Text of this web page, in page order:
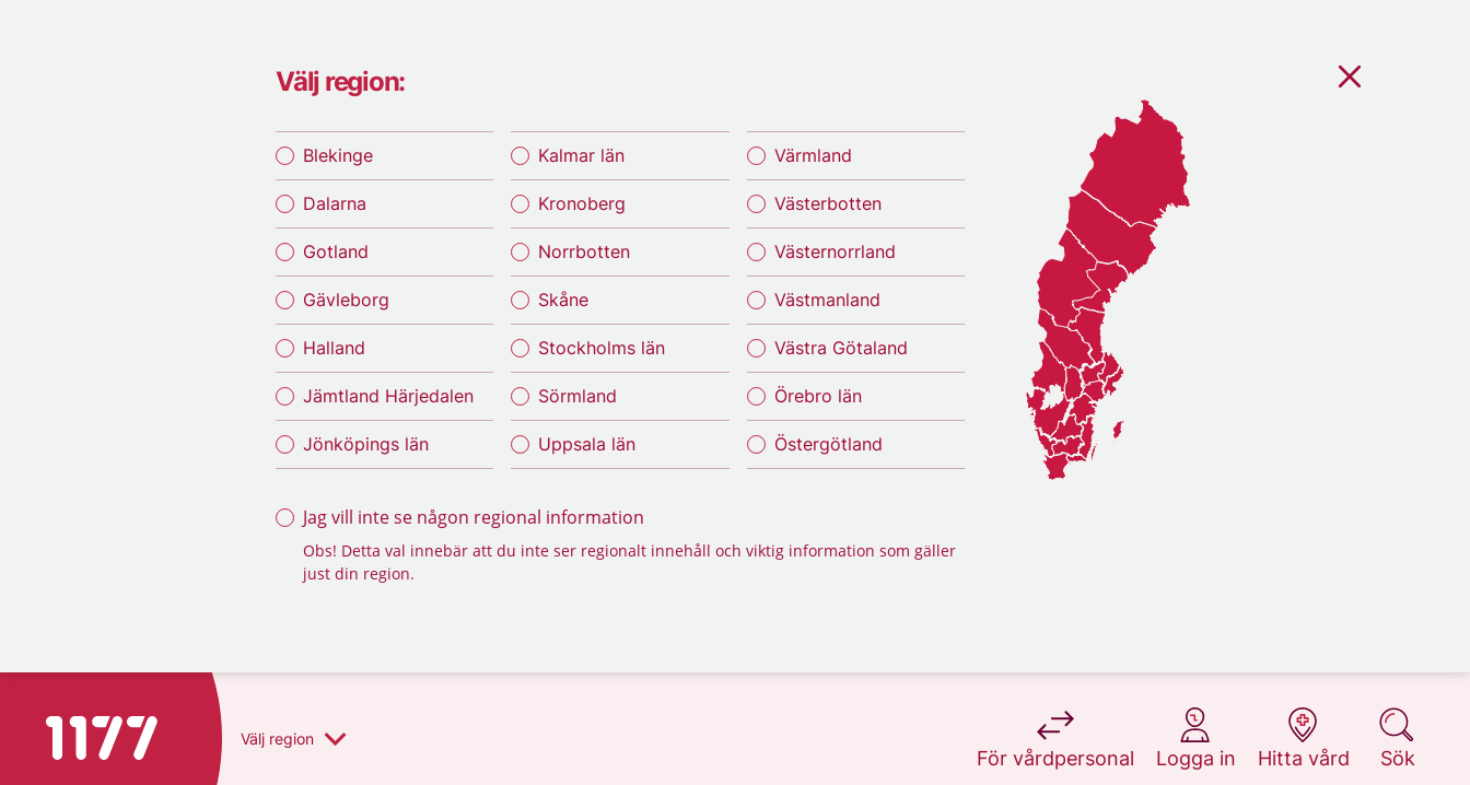
Välj region:
Blekinge
Dalarna
Gotland
Gävleborg
Halland
Jämtland Härjedalen
Jönköpings län
Kalmar län
Kronoberg
Norrbotten
Skåne
Stockholms län
Sörmland
Uppsala län
Värmland
Västerbotten
Västernorrland
Västmanland
Västra Götaland
Örebro län
Östergötland
Jag vill inte se någon regional information
Obs! Detta val innebär att du inte ser regionalt innehåll och viktig information som gäller
just din region.
Till startsidan för 1177 Välj region
För vårdpersonal
på 1177.se
Logga in
på 1177.se
Hitta vård
på 1177.se
Sök
på 1177.se